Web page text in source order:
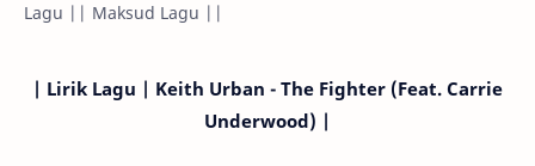
Lagu || Maksud Lagu ||
| Lirik Lagu | Keith Urban - The Fighter (Feat. Carrie
Underwood) |